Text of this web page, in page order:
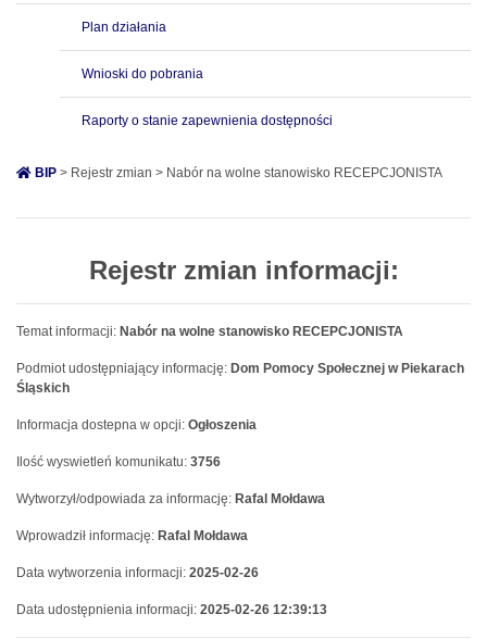
Plan działania
Wnioski do pobrania
Raporty o stanie zapewnienia dostępności
BIP > Rejestr zmian > Nabór na wolne stanowisko RECEPCJONISTA
Rejestr zmian informacji:
Temat informacji: Nabór na wolne stanowisko RECEPCJONISTA
Podmiot udostępniający informację: Dom Pomocy Społecznej w Piekarach
Śląskich
Informacja dostepna w opcji: Ogłoszenia
Ilość wyswietleń komunikatu: 3756
Wytworzył/odpowiada za informację: Rafal Mołdawa
Wprowadził informację: Rafal Mołdawa
Data wytworzenia informacji: 2025-02-26
Data udostępnienia informacji: 2025-02-26 12:39:13